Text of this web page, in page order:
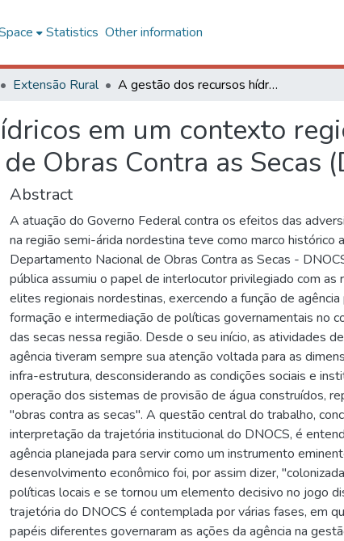
Statistics Other information
Extensão Rural A gestão dos recursos hídricos em um contexto regional: a trajetória do Departamento Nacional de Obras Contra as Secas (DNOCS)
em um contexto
Obras Contra as Secas
Abstract
A atuação do Governo Federal contra os efeitos das
na região semi-árida nordestina teve como marco histórico
Departamento Nacional de Obras Contra as Secas -
pública assumiu o papel de interlocutor privilegiado com as
elites regionais nordestinas, exercendo a função de agência
formação e intermediação de políticas governamentais no
das secas nessa região. Desde o seu início, as atividades
agência tiveram sempre sua atenção voltada para as
infra-estrutura, desconsiderando as condições sociais e
operação dos sistemas de provisão de água construídos,
"obras contra as secas". A questão central do trabalho,
interpretação da trajetória institucional do DNOCS, é
agência planejada para servir como um instrumento
desenvolvimento econômico foi, por assim dizer,
políticas locais e se tornou um elemento decisivo no jogo
trajetória do DNOCS é contemplada por várias fases, em
papéis diferentes governaram as ações da agência na